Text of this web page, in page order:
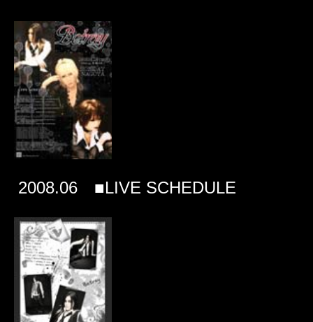
2008.06 ■LIVE SCHEDULE